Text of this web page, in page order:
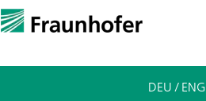
DEU / ENG